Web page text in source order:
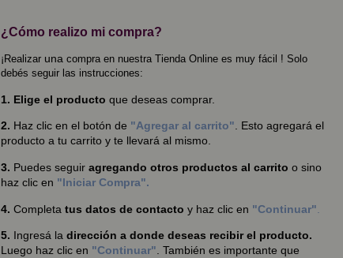
¿Cómo realizo mi compra?
¡Realizar una compra en nuestra Tienda Online es muy fácil ! Solo
debés seguir las instrucciones:
1. Elige el producto que deseas comprar.
2. Haz clic en el botón de "Agregar al carrito". Esto agregará el
producto a tu carrito y te llevará al mismo.
3. Puedes seguir agregando otros productos al carrito o sino
haz clic en "Iniciar Compra".
4. Completa tus datos de contacto y haz clic en "Continuar"
5. Ingresá la dirección a donde deseas recibir el producto.
Luego haz clic en "Continuar". También es importante que